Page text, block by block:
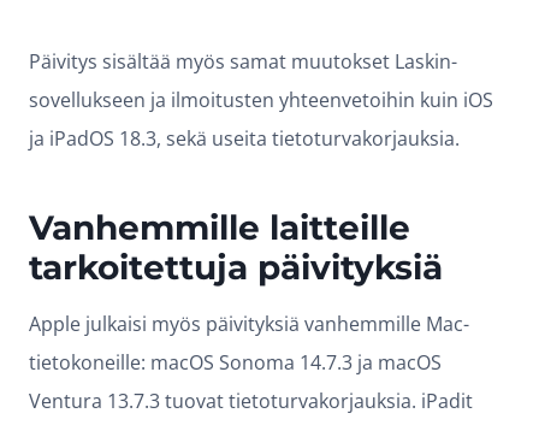
Päivitys sisältää myös samat muutokset Laskin-
sovellukseen ja ilmoitusten yhteenvetoihin kuin iOS
ja iPadOS 18.3, sekä useita tietoturvakorjauksia.
Vanhemmille laitteille
tarkoitettuja päivityksiä
Apple julkaisi myös päivityksiä vanhemmille Mac-
tietokoneille: macOS Sonoma 14.7.3 ja macOS
Ventura 13.7.3 tuovat tietoturvakorjauksia. iPadit